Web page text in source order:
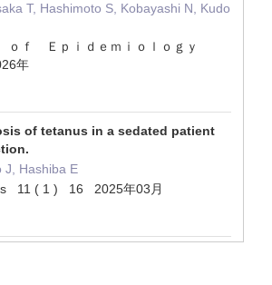
T, Hashimoto S, Kobayashi N, Kudo
ｏｆ Ｅｐｉｄｅｍｉｏｌｏｇｙ
年
of tetanus in a sedated patient
J, Hashiba E
11 ( 1 ) 16 2025年03月